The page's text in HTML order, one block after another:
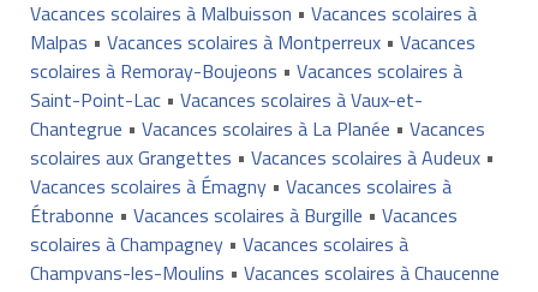
Vacances scolaires à Malbuisson • Vacances scolaires à
Malpas • Vacances scolaires à Montperreux• Vacances
scolaires à Remoray-Boujeons • Vacances scolaires à
Saint-Point-Lac• Vacances scolaires à Vaux-et-
Chantegrue • Vacances scolaires à La Planée • Vacances
scolaires aux Grangettes • Vacances scolaires à Audeux•
Vacances scolaires à Émagny• Vacances scolaires à
Étrabonne • Vacances scolaires à Burgille • Vacances
scolaires à Champagney• Vacances scolaires à
Champvans-les-Moulins • Vacances scolaires à Chaucenne